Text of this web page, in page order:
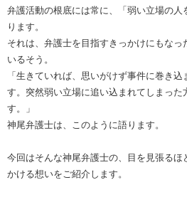
弁護活動の根底には常に、「弱い立場の人
ります。
それは、弁護士を目指すきっかけにもな
いるそう。
「生きていれば、思いがけず事件に巻き
す。突然弱い立場に追い込まれてしまった
す。」
神尾弁護士は、このように語ります。
今回はそんな神尾弁護士の、目を見張るほ
かける想いをご紹介します。